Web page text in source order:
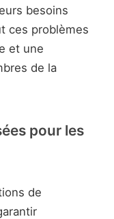
besoins
ces problèmes
et une
de la
pour les
de